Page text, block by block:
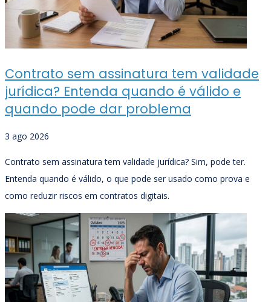
Contrato sem assinatura tem validade
jurídica? Entenda quando é válido e
quando pode dar problema
3 ago 2026
Contrato sem assinatura tem validade jurídica? Sim, pode ter.
Entenda quando é válido, o que pode ser usado como prova e
como reduzir riscos em contratos digitais.